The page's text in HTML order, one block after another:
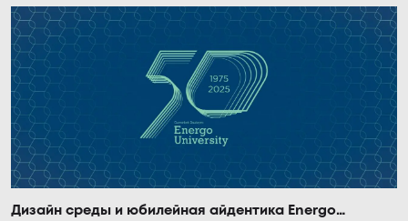
Дизайн среды и юбилейная айдентика Energo